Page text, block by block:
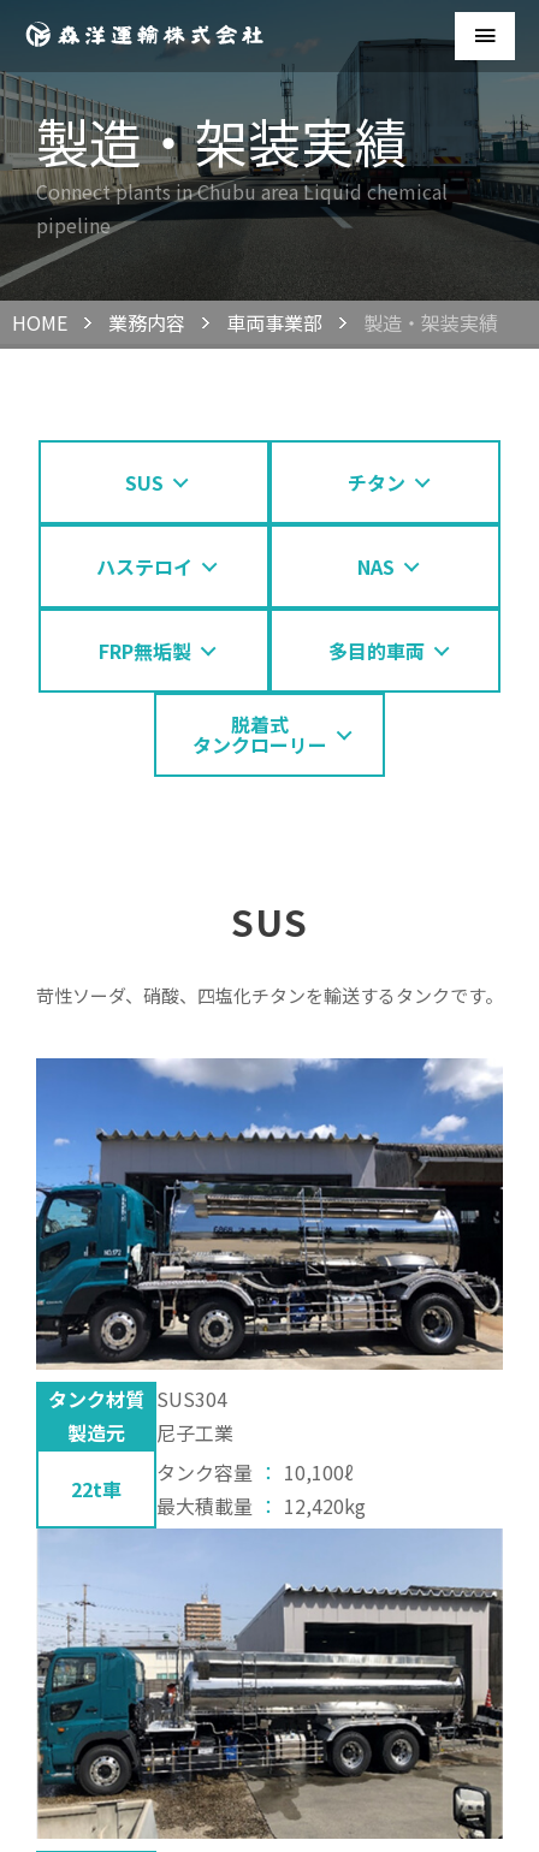
製造・架装実績
Connect plants in Chubu area Liquid chemical
pipeline
HOME 業務内容 車両事業部 製造・架装実績
SUS チタン
ハステロイ NAS
FRP無垢製 多目的車両
脱着式
タンクローリー
SUS
苛性ソーダ、硝酸、四塩化チタンを輸送するタンクです。
タンク材質 SUS304
製造元
尼子工業
22t車
タンク容量 ： 10,100ℓ
最大積載量 ： 12,420kg